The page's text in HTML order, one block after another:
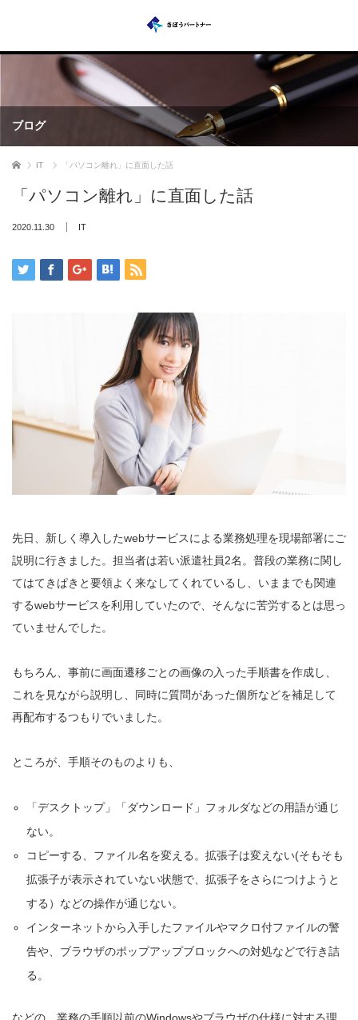
ブログ
ホーム IT 「パソコン離れ」に直面した話
「パソコン離れ」に直面した話
2020.11.30 IT
先日、新しく導入したwebサービスによる業務処理を現場部署にご
説明に行きました。担当者は若い派遣社員2名。普段の業務に関し
てはてきぱきと要領よく来なしてくれているし、いままでも関連
するwebサービスを利用していたので、そんなに苦労するとは思っ
ていませんでした。
もちろん、事前に画面遷移ごとの画像の入った手順書を作成し、
これを見ながら説明し、同時に質問があった個所などを補足して
再配布するつもりでいました。
ところが、手順そのものよりも、
「デスクトップ」「ダウンロード」フォルダなどの用語が通じ
ない。
コピーする、ファイル名を変える。拡張子は変えない(そもそも
拡張子が表示されていない状態で、拡張子をさらにつけようと
する）などの操作が通じない。
インターネットから入手したファイルやマクロ付ファイルの警
告や、ブラウザのポップアップブロックへの対処などで行き詰
る。
などの、業務の手順以前のWindowsやブラウザの仕様に対する理